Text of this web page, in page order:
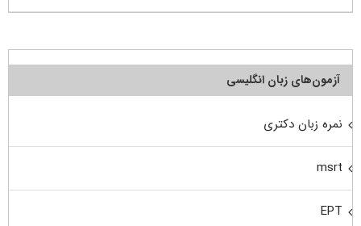
آزمون‌های زبان انگلیسی
نمره زبان دکتری
msrt
EPT